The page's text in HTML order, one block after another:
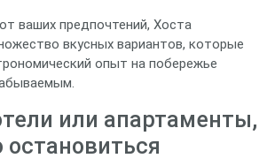
ваших предпочтений, Хоста
вкусных вариантов, которые
опыт на побережье
или апартаменты,